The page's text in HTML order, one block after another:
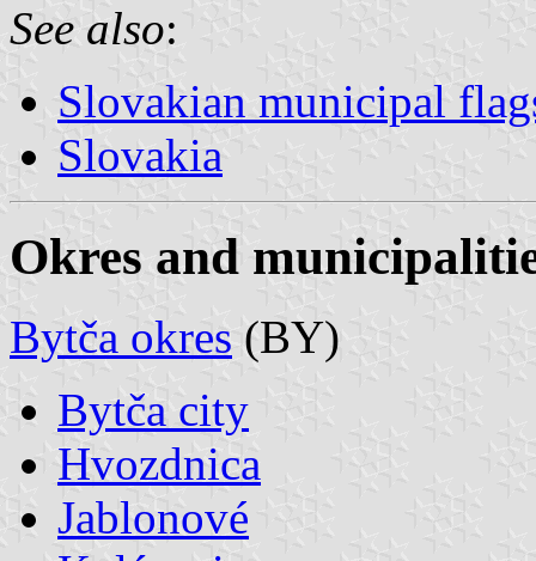
See also:
Slovakian municipal
Slovakia
Okres and
Bytča okres (BY)
Bytča city
Hvozdnica
Jablonové